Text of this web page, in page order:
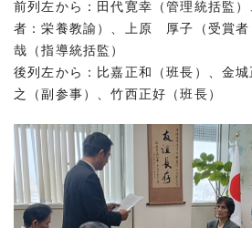
前列左から：田代寛幸（管理統括監
者：栄養教諭）、上原 厚子（受賞者
哉（指導統括監）
後列左から：比嘉正和（班長）、金
之（副参事）、竹西正好（班長）